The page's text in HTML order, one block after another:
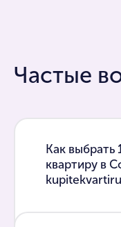
Частые
Как
квартиру в